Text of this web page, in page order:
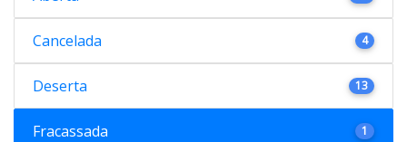
Cancelada 4
Deserta 13
Fracassada 1